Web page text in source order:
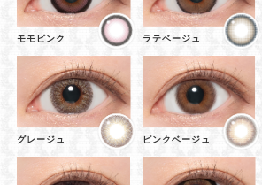
モモピンク ラテベージュ
グレージュ ピンクベージュ